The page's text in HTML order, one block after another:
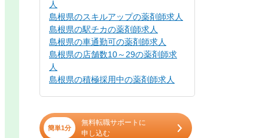
人
島根県のスキルアップの薬剤師求人
島根県の駅チカの薬剤師求人
島根県の車通勤可の薬剤師求人
島根県の店舗数10～29の薬剤師求
人
島根県の積極採用中の薬剤師求人
簡単1分
無料転職サポートに
申し込む